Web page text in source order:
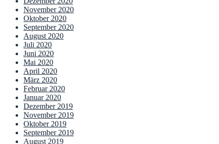
November 2020
Oktober 2020
September 2020
August 2020
Juli 2020
Juni 2020
Mai 2020
April 2020
März 2020
Februar 2020
Januar 2020
Dezember 2019
November 2019
Oktober 2019
September 2019
August 2019